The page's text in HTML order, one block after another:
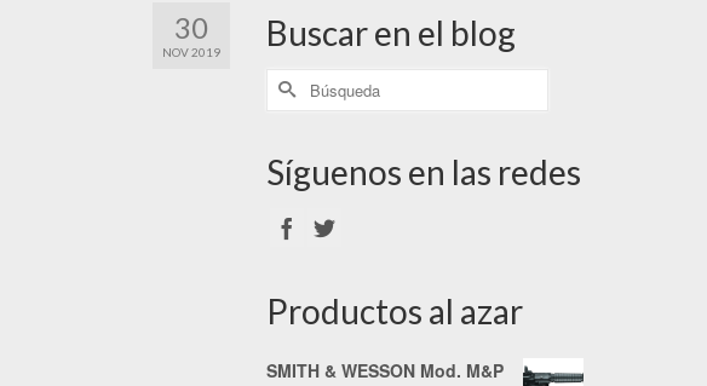
30
NOV 2019 Buscar en el blog
Síguenos en las redes
Productos al azar
SMITH & WESSON Mod. M&P